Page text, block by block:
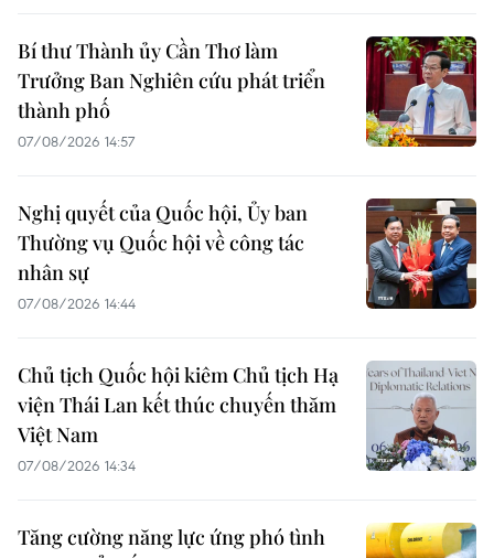
Bí thư Thành ủy Cần Thơ làm
Trưởng Ban Nghiên cứu phát triển
thành phố
07/08/2026 14:57
Nghị quyết của Quốc hội, Ủy ban
Thường vụ Quốc hội về công tác
nhân sự
07/08/2026 14:44
Chủ tịch Quốc hội kiêm Chủ tịch Hạ
viện Thái Lan kết thúc chuyến thăm
Việt Nam
07/08/2026 14:34
Tăng cường năng lực ứng phó tình